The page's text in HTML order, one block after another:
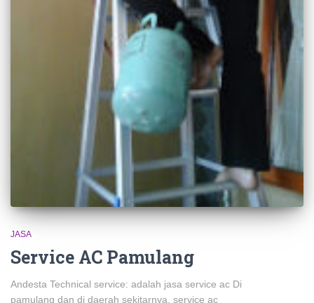
JASA
Service AC Pamulang
Andesta Technical service: adalah jasa service ac Di
pamulang dan di daerah sekitarnya. service ac